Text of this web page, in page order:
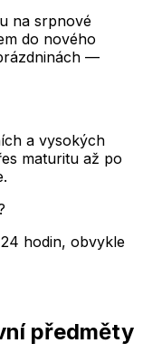
na srpnové
do nového
—
a vysokých
maturitu až po
hodin, obvykle
předměty